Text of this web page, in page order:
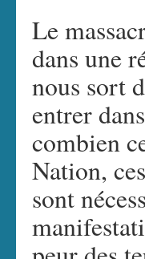
Le
dans une
nous sort
entrer
combien
Nation,
sont